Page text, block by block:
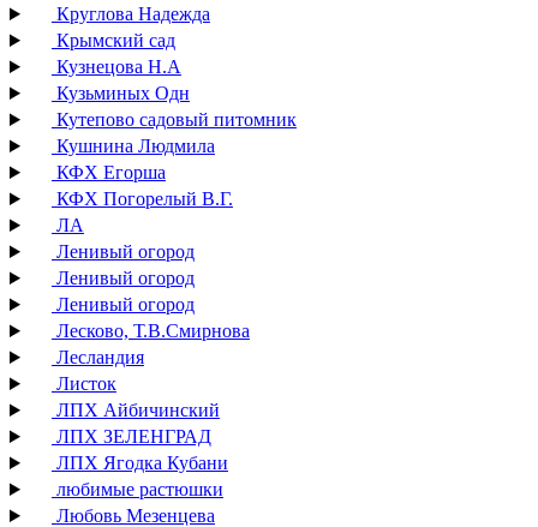
Круглова Надежда
Крымский сад
Кузнецова Н.А
Кузьминых Одн
Кутепово садовый питомник
Кушнина Людмила
КФХ Егорша
КФХ Погорелый В.Г.
ЛА
Ленивый огород
Ленивый огород
Ленивый огород
Лесково, Т.В.Смирнова
Лесландия
Листок
ЛПХ Айбичинский
ЛПХ ЗЕЛЕНГРАД
ЛПХ Ягодка Кубани
любимые растюшки
Любовь Мезенцева